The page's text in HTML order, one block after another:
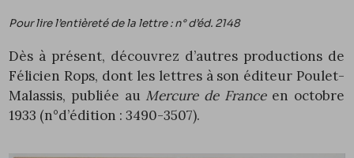
Pour lire l’entièreté de la lettre : n° d’éd. 2148
Dès à présent, découvrez d’autres productions de
Félicien Rops, dont les lettres à son éditeur Poulet-
Malassis, publiée au Mercure de Franceen octobre
1933 (n°d’édition :3490-3507).